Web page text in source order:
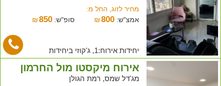
מחיר לזוג, החל מ:
אמצ"ש:
₪800 סופ"ש: ₪ 850
יחידות אירוח:1, ג'קוזי ביחידות
אירוח מיקסטו מול החרמון
מג'דל שמס, רמת הגולן